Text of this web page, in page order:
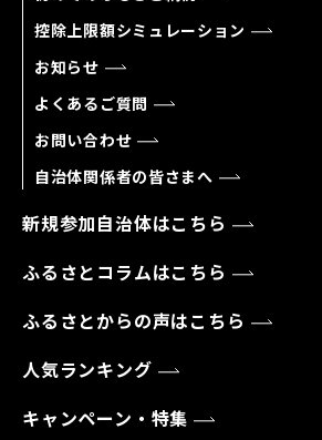
控除上限額シミュレーション
お知らせ
よくあるご質問
お問い合わせ
自治体関係者の皆さまへ
新規参加自治体はこちら
ふるさとコラムはこちら
ふるさとからの声はこちら
人気ランキング
キャンペーン・特集